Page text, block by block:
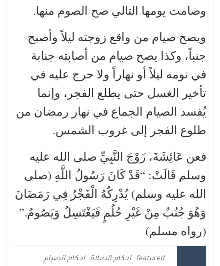
وصامت يومها التالي صح الصوم منها.
ويصح صيام من واقع زوجته ليلاً وأصبح
جنباً، وكذا يصح صيام من أصابته جنابة
في نومه ليلاً أو نهاراً ولا حرج عليه في
تأخير الغسل حتى يطلع الفجر، وإنما
يُفسد الصيام الجماع في نهار رمضان من
طلوع الفجر إلى غروب الشمس.
فعن عَائِشَةَ، زَوْجَ النَّبِيِّ صلى الله عليه
وسلم قَالَتْ: “قَدْ كَانَ رَسُولُ اللَّهِ (صلى
الله عليه وسلم) يُدْرِكُهُ الْفَجْرُ فِي رَمَضَانَ
وَهُوَ جُنُبٌ مِنْ غَيْرِ حُلُمٍ فَيَغْتَسِلُ وَيَصُومُ.‏”
(رواه مسلم)
featured احكام الصلاة
احكام الصيام